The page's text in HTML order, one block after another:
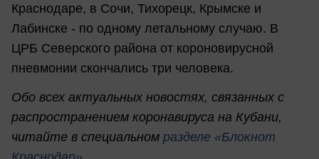
Краснодаре, в Сочи, Тихорецк, Крымске и
Лабинске - по одному летальному случаю. В
ЦРБ Северского района от короновирусной
пневмонии скончались три человека.
Обо всех актуальных новостях, связанных с
распространением коронавируса на Кубани,
читайте в специальном разделе «Блокнот